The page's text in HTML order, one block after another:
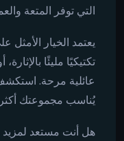
التي توفر المتعة
يعتمد الخيار
تكتيكيًا مليئًا
عائلية مرحة.
يُناسب مجموعتك
هل أنت مستعد